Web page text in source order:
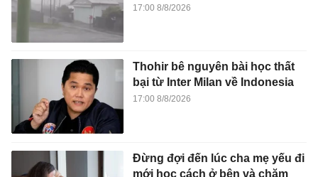
17:00 8/8/2026
Thohir bê nguyên bài học thất
bại từ Inter Milan về Indonesia
17:00 8/8/2026
Đừng đợi đến lúc cha mẹ yếu đi
mới học cách ở bên và chăm